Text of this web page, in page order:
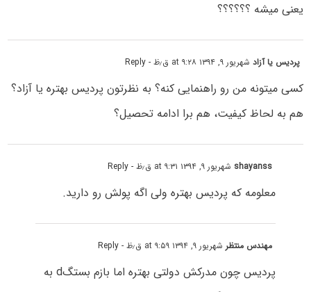
یعنی میشه ؟؟؟؟؟؟
پردیس یا آزادشهریور ۹, ۱۳۹۴ at ۹:۲۸ ق٫ظ - Reply
کسی میتونه من رو راهنمایی کنه؟ به نظرتون پردیس بهتره یا آزاد؟
هم به لحاظ کیفیت، هم برا ادامه تحصیل؟
shayanss شهریور ۹, ۱۳۹۴ at ۹:۳۱ ق٫ظ - Reply
معلومه که پردیس بهتره ولی اگه پولش رو دارید.
مهندس منتظرشهریور ۹, ۱۳۹۴ at ۹:۵۹ ق٫ظ - Reply
پردیس چون مدرکش دولتی بهتره اما بازم بستگd به